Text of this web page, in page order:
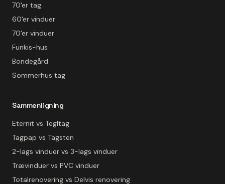
70'er tag
60'er vinduer
70'er vinduer
Funkis-hus
Bondegård
Sommerhus tag
Sammenligning
Eternit vs Tegltag
Tagpap vs Tagsten
2-lags vinduer vs 3-lags vinduer
Trævinduer vs PVC vinduer
Totalrenovering vs Delvis renovering